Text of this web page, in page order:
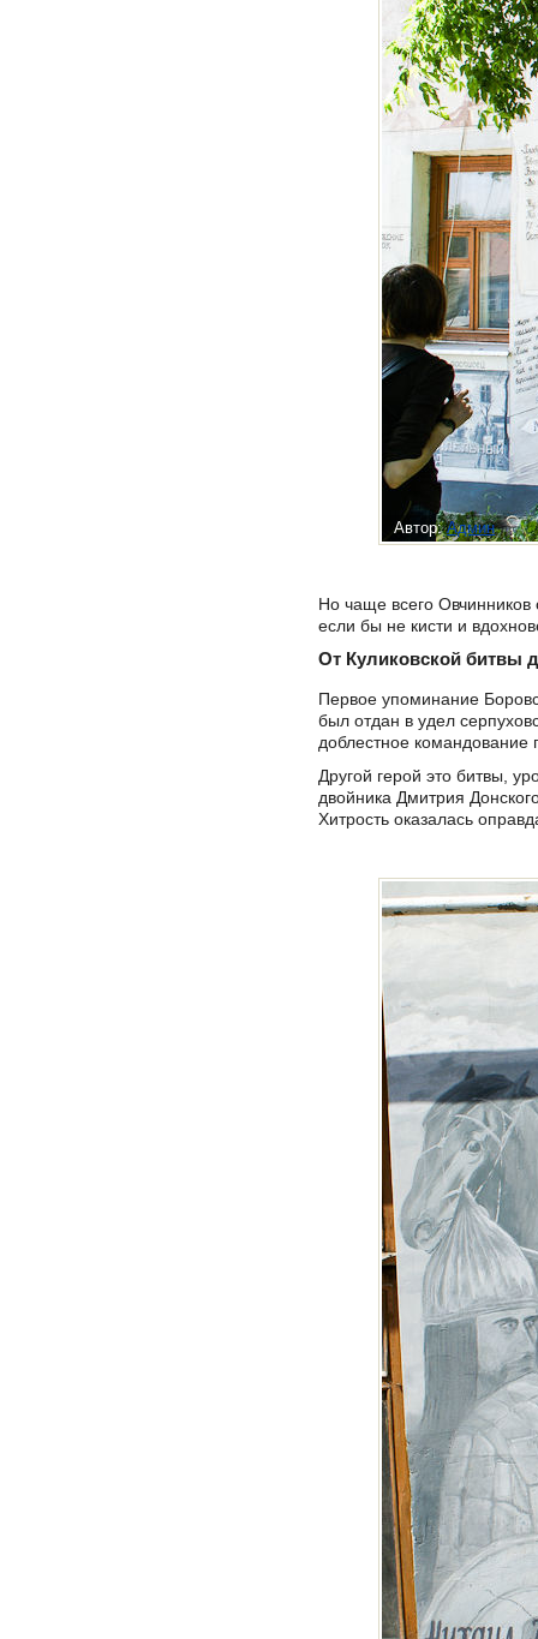
Автор:Админ
Но чаще всего
если бы не кисти и
От Куликовской битвы
Первое упоминание
был отдан в удел
доблестное
Другой герой это битвы,
двойника Дмитрия
Хитрость оказалась